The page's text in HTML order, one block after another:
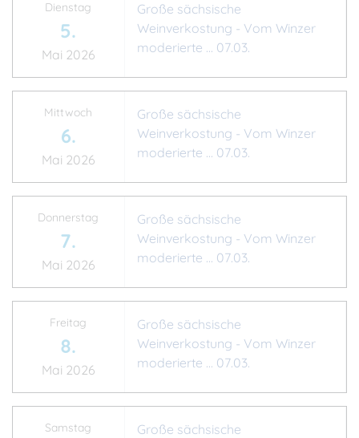
Dienstag
5.
Mai 2026
Große sächsische
Weinverkostung - Vom Winzer
moderierte ... 07.03.
Mittwoch
6.
Mai 2026
Große sächsische
Weinverkostung - Vom Winzer
moderierte ... 07.03.
Donnerstag
7.
Mai 2026
Große sächsische
Weinverkostung - Vom Winzer
moderierte ... 07.03.
Freitag
8.
Mai 2026
Große sächsische
Weinverkostung - Vom Winzer
moderierte ... 07.03.
Samstag
Große sächsische